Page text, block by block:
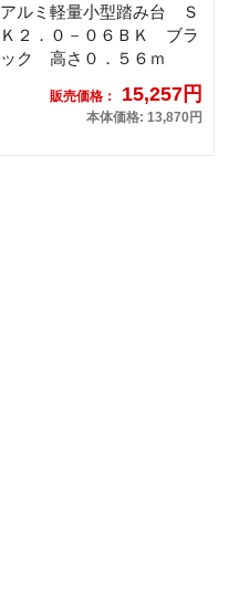
アルミ軽量小型踏み台 Ｓ
Ｋ２．０－０６ＢＫ ブラ
ック 高さ０．５６ｍ
販売価格： 15,257円
本体価格: 13,870円